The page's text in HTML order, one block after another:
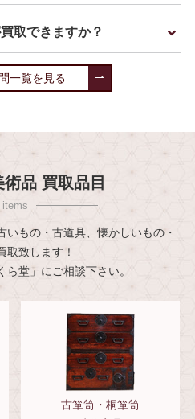
取できますか？
一覧を見る
品 買取品目
もの・古道具、懐かしいもの・
取致します！
堂」にご相談下さい。
古箪笥・桐箪笥